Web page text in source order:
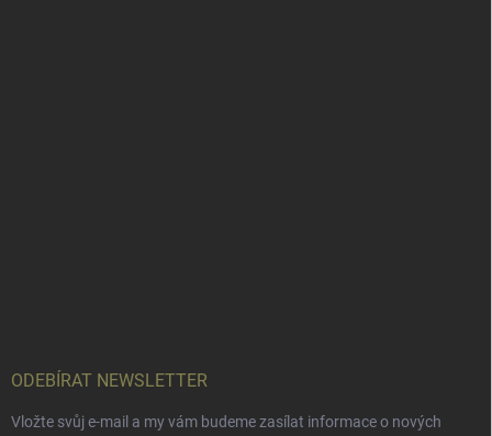
ODEBÍRAT NEWSLETTER
Vložte svůj e-mail a my vám budeme zasílat informace o nových